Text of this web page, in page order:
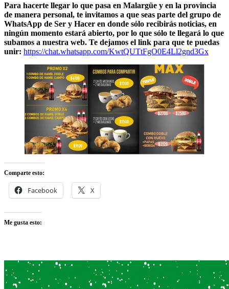
Para hacerte llegar lo que pasa en Malargüe y en la provincia
de manera personal, te invitamos a que seas parte del grupo de
WhatsApp de Ser y Hacer en donde sólo recibirás noticias, en
ningún momento estará abierto, por lo que sólo te llegará lo que
subamos a nuestra web. Te dejamos el link para que te puedas
unir: https://chat.whatsapp.com/KwtQUTtFgO0E4Ll2gnd3Gx
Comparte esto:
Facebook X
Me gusta esto: